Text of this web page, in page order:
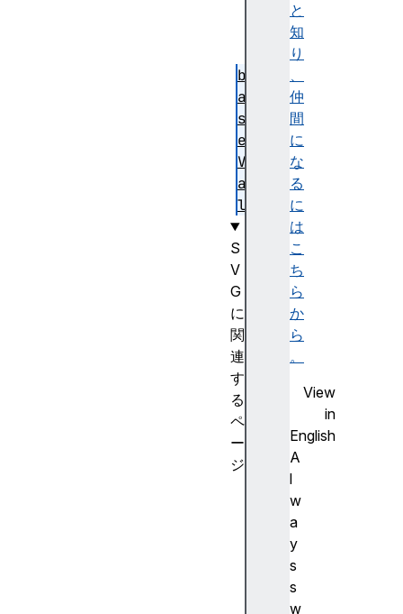
と
知
り
、
仲
間
に
な
る
に
は
こ
ち
ら
か
ら
。
View
in
English
A
l
w
a
y
s
s
w
b
a
s
e
V
a
l
S
V
G
に
関
連
す
る
ペ
ー
ジ